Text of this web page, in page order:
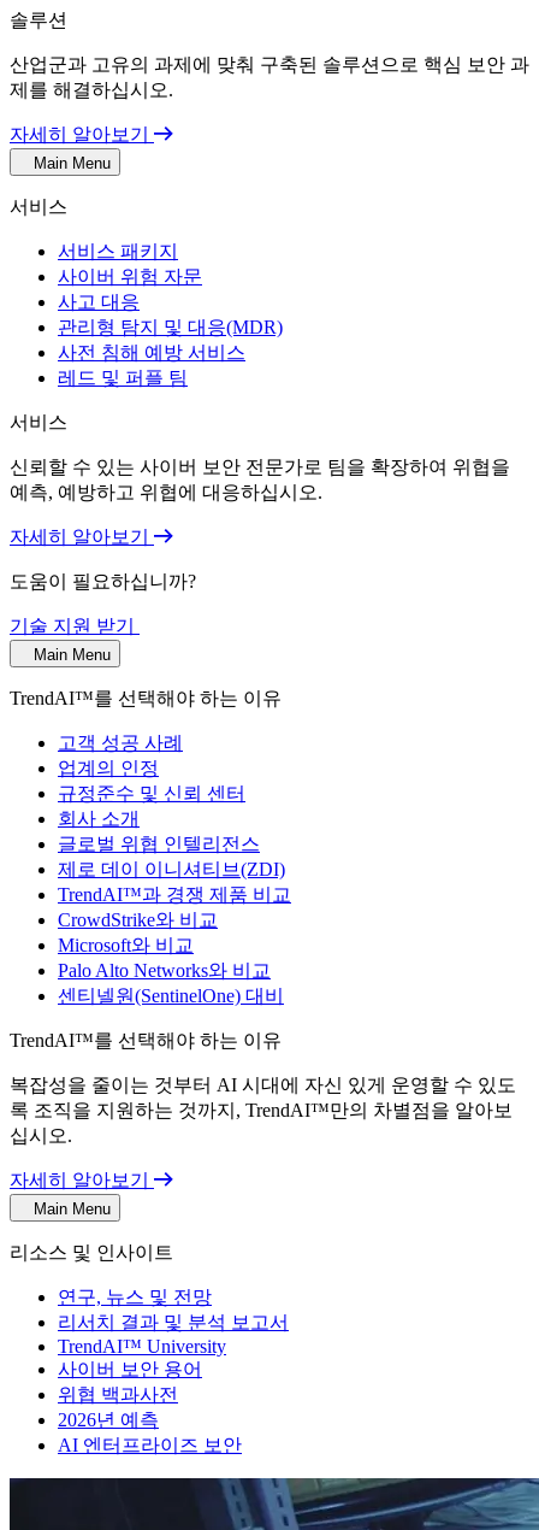
솔루션
산업군과 고유의 과제에 맞춰 구축된 솔루션으로 핵심 보안 과
제를 해결하십시오.
자세히 알아보기
Main Menu
서비스
서비스 패키지
사이버 위험 자문
사고 대응
관리형 탐지 및 대응(MDR)
사전 침해 예방 서비스
레드 및 퍼플 팀
서비스
신뢰할 수 있는 사이버 보안 전문가로 팀을 확장하여 위협을
예측, 예방하고 위협에 대응하십시오.
자세히 알아보기
도움이 필요하십니까?
기술 지원 받기
Main Menu
TrendAI™를 선택해야 하는 이유
고객 성공 사례
업계의 인정
규정준수 및 신뢰 센터
회사 소개
글로벌 위협 인텔리전스
제로 데이 이니셔티브(ZDI)
TrendAI™과 경쟁 제품 비교
CrowdStrike와 비교
Microsoft와 비교
Palo Alto Networks와 비교
센티넬원(SentinelOne) 대비
TrendAI™를 선택해야 하는 이유
복잡성을 줄이는 것부터 AI 시대에 자신 있게 운영할 수 있도
록 조직을 지원하는 것까지, TrendAI™만의 차별점을 알아보
십시오.
자세히 알아보기
Main Menu
리소스 및 인사이트
연구, 뉴스 및 전망
리서치 결과 및 분석 보고서
TrendAI™ University
사이버 보안 용어
위협 백과사전
2026년 예측
AI 엔터프라이즈 보안